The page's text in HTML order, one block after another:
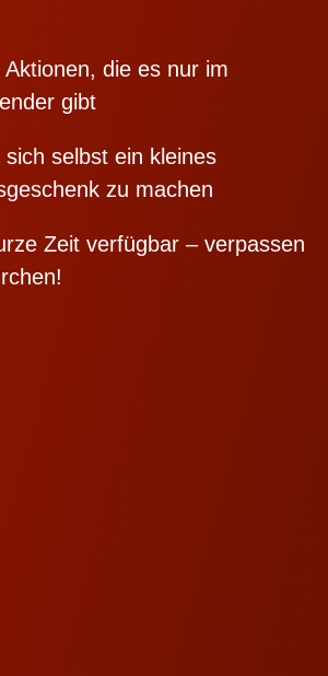
Aktionen, die es nur im
gibt
selbst ein kleines
zu machen
Zeit verfügbar – verpassen